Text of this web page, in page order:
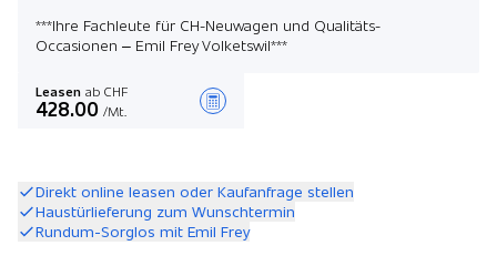
***Ihre Fachleute für CH-Neuwagen und Qualitäts-
Occasionen – Emil Frey Volketswil***
Leasen ab CHF
428.00 /Mt.
Direkt online leasen oder Kaufanfrage stellen
Haustürlieferung zum Wunschtermin
Rundum-Sorglos mit Emil Frey